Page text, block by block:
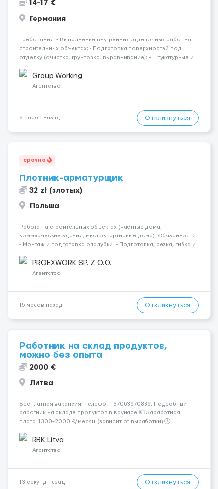
14-17 €
Германия
Требования: - Выполнение внутренних отделочных работ на
строительных объектах; - Подготовка поверхностей под
отделку (очистка, грунтовка, выравнивание); - Штукатурные и
(стены, перегородки, потолки); - Укладка плитки на стены и п...
Group Working
Агентство
8 часов назад Откликнуться
срочно
Плотник-арматурщик
32 zł (злотых)
Польша
Работа на строительных объектах (частные дома,
коммерческие здания, многоквартирные дома). Обязанности:
- Монтаж и подготовка опалубки. - Подготовка, резка, гибка и
Связка арматурных стержней. - Заливка бетона. - Демонтаж
опалубки после за...
PROEXWORK SP. Z O.O.
Агентство
15 часов назад Откликнуться
Работник на склад продуктов,
можно без опыта
2000 €
Литва
Бесплатная вакансия! Tелефон +37063970889, Подсобный
работник на складе продуктов в Каунасе 💶 Заработная
плата: 1300–2000 €/месяц (зависит от выработки) 🕒
рабочих дней в неделю (пн–сб, плавающий график) 📦
Обязанности...
RBK Litva
Агентство
13 секунд назад Откликнуться